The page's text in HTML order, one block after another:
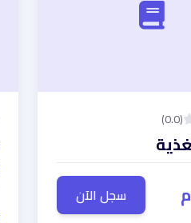
(0.0)
سجل الآن